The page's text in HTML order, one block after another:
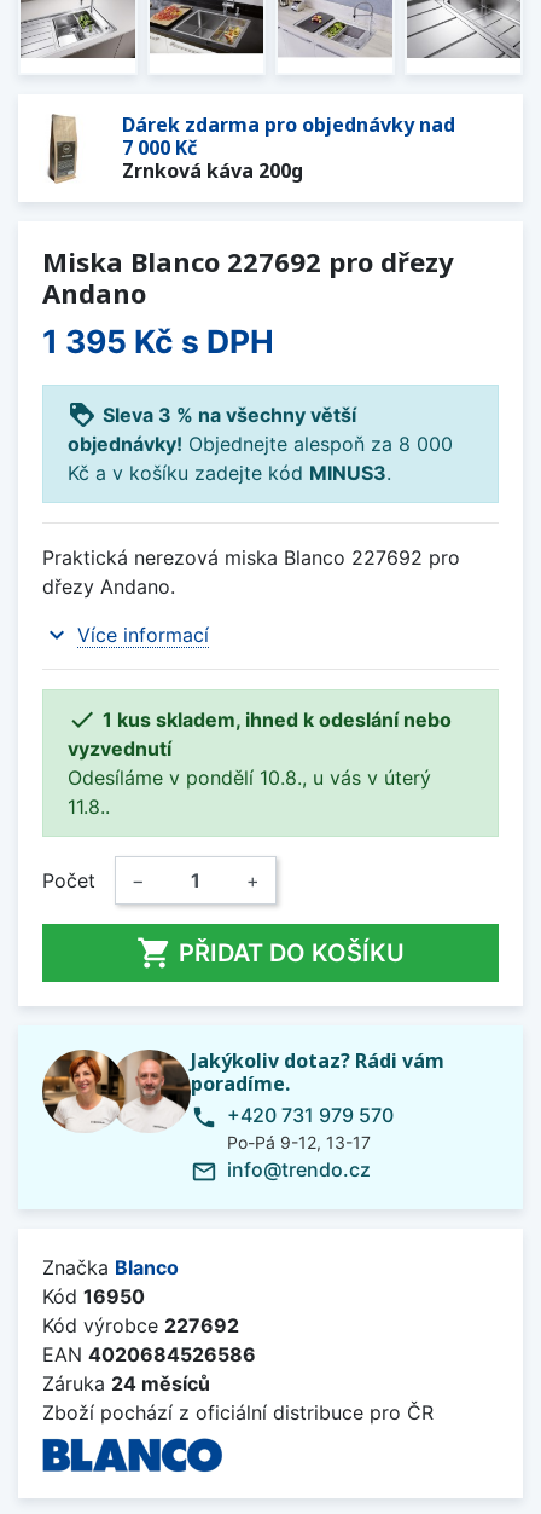
Dárek zdarma pro objednávky nad
7 000 Kč
Zrnková káva 200g
Miska Blanco 227692 pro dřezy
Andano
1 395 Kč s DPH
loyalty Sleva 3 % na všechny větší
objednávky! Objednejte alespoň za 8 000
Kč a v košíku zadejte kód MINUS3.
Praktická nerezová miska Blanco 227692 pro
dřezy Andano.
expand_more Více informací
 1 kus skladem, ihned k odeslání nebo
vyzvednutí
Odesíláme v pondělí 10.8., u vás v úterý
11.8..
Počet − +
 PŘIDAT DO KOŠÍKU
Jakýkoliv dotaz? Rádi vám
poradíme.
phone +420 731 979 570
Po-Pá 9-12, 13-17
mail_outline info@trendo.cz
Značka Blanco
Kód 16950
Kód výrobce 227692
EAN 4020684526586
Záruka 24 měsíců
Zboží pochází z oficiální distribuce pro ČR